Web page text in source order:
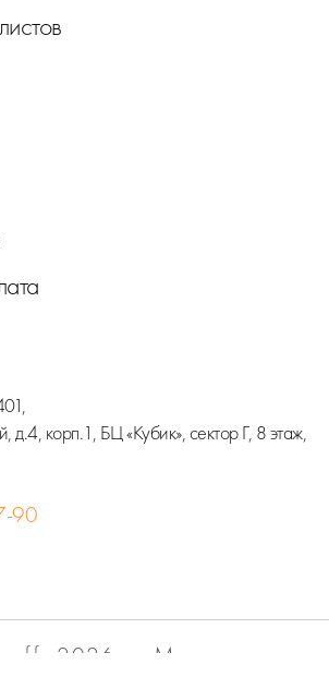
д.4, корп.1, БЦ «Кубик», сектор Г, 8 этаж,
90
2026, г. Москва